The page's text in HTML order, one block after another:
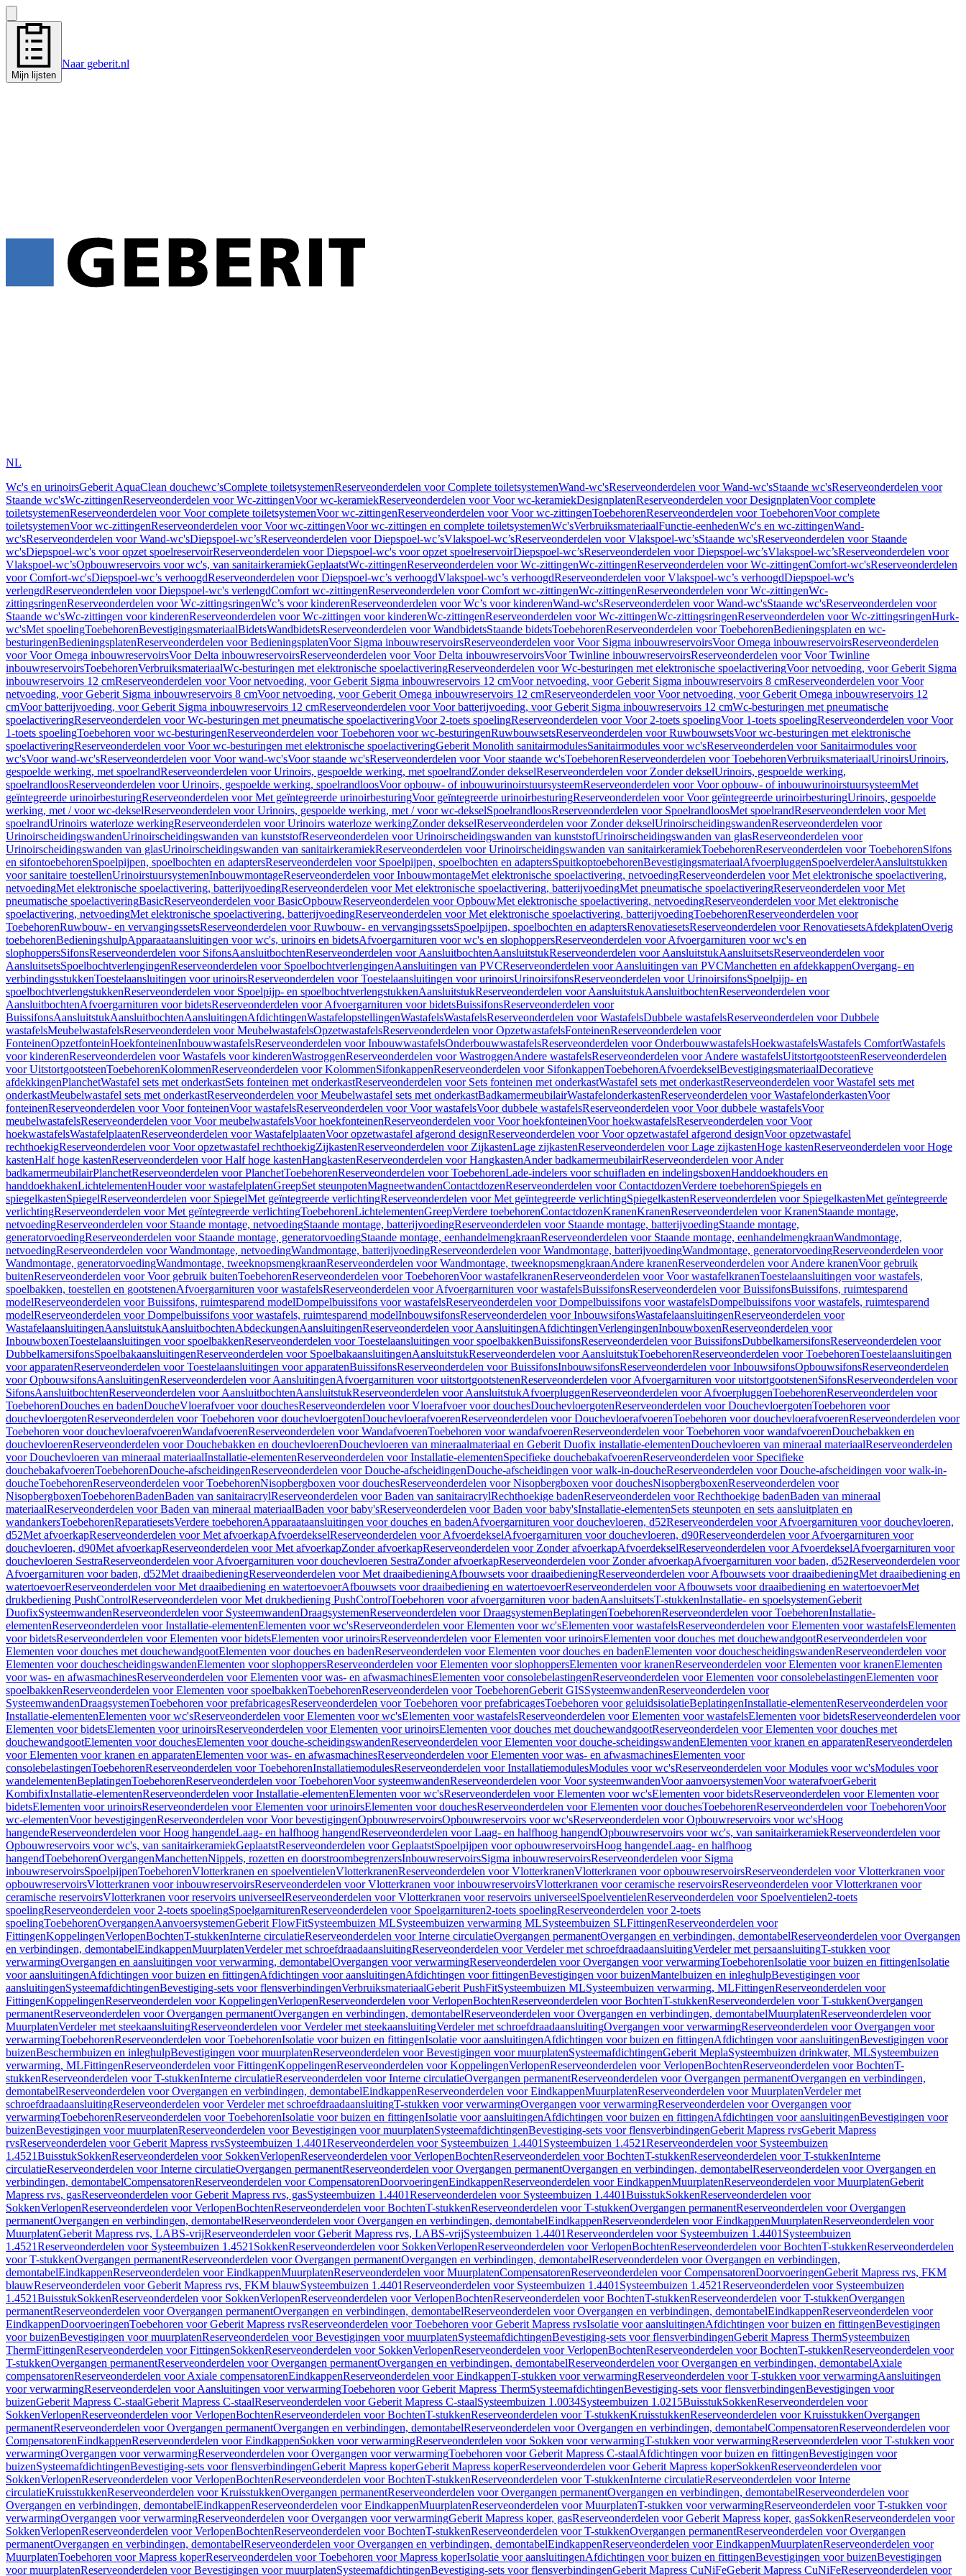
Mijn lijsten
Naar geberit.nl
NL
Wc's en urinoirsGeberit AquaClean douchewc’sComplete toiletsystemenReserveonderdelen voor Complete toiletsystemenWand-wc'sReserveonderdelen voor Wand-wc'sStaande wc'sReserveonderdelen voor
Staande wc'sWc-zittingenReserveonderdelen voor Wc-zittingenVoor wc-keramiekReserveonderdelen voor Voor wc-keramiekDesignplatenReserveonderdelen voor DesignplatenVoor complete
toiletsystemenReserveonderdelen voor Voor complete toiletsystemenVoor wc-zittingenReserveonderdelen voor Voor wc-zittingenToebehorenReserveonderdelen voor ToebehorenVoor complete
toiletsystemenVoor wc-zittingenReserveonderdelen voor Voor wc-zittingenVoor wc-zittingen en complete toiletsystemenWc'sVerbruiksmateriaalFunctie-eenhedenWc's en wc-zittingenWand-
wc'sReserveonderdelen voor Wand-wc'sDiepspoel-wc’sReserveonderdelen voor Diepspoel-wc’sVlakspoel-wc’sReserveonderdelen voor Vlakspoel-wc’sStaande wc'sReserveonderdelen voor Staande
wc'sDiepspoel-wc's voor opzet spoelreservoirReserveonderdelen voor Diepspoel-wc's voor opzet spoelreservoirDiepspoel-wc’sReserveonderdelen voor Diepspoel-wc’sVlakspoel-wc’sReserveonderdelen voor
Vlakspoel-wc’sOpbouwreservoirs voor wc's, van sanitairkeramiekGeplaatstWc-zittingenReserveonderdelen voor Wc-zittingenWc-zittingenReserveonderdelen voor Wc-zittingenComfort-wc'sReserveonderdelen
voor Comfort-wc'sDiepspoel-wc’s verhoogdReserveonderdelen voor Diepspoel-wc’s verhoogdVlakspoel-wc’s verhoogdReserveonderdelen voor Vlakspoel-wc’s verhoogdDiepspoel-wc's
verlengdReserveonderdelen voor Diepspoel-wc's verlengdComfort wc-zittingenReserveonderdelen voor Comfort wc-zittingenWc-zittingenReserveonderdelen voor Wc-zittingenWc-
zittingsringenReserveonderdelen voor Wc-zittingsringenWc’s voor kinderenReserveonderdelen voor Wc’s voor kinderenWand-wc'sReserveonderdelen voor Wand-wc'sStaande wc'sReserveonderdelen voor
Staande wc'sWc-zittingen voor kinderenReserveonderdelen voor Wc-zittingen voor kinderenWc-zittingenReserveonderdelen voor Wc-zittingenWc-zittingsringenReserveonderdelen voor Wc-zittingsringenHurk-
wc'sMet spoelingToebehorenBevestigingsmateriaalBidetsWandbidetsReserveonderdelen voor WandbidetsStaande bidetsToebehorenReserveonderdelen voor ToebehorenBedieningsplaten en wc-
besturingenBedieningsplatenReserveonderdelen voor BedieningsplatenVoor Sigma inbouwreservoirsReserveonderdelen voor Voor Sigma inbouwreservoirsVoor Omega inbouwreservoirsReserveonderdelen
voor Voor Omega inbouwreservoirsVoor Delta inbouwreservoirsReserveonderdelen voor Voor Delta inbouwreservoirsVoor Twinline inbouwreservoirsReserveonderdelen voor Voor Twinline
inbouwreservoirsToebehorenVerbruiksmateriaalWc-besturingen met elektronische spoelactiveringReserveonderdelen voor Wc-besturingen met elektronische spoelactiveringVoor netvoeding, voor Geberit Sigma
inbouwreservoirs 12 cmReserveonderdelen voor Voor netvoeding, voor Geberit Sigma inbouwreservoirs 12 cmVoor netvoeding, voor Geberit Sigma inbouwreservoirs 8 cmReserveonderdelen voor Voor
netvoeding, voor Geberit Sigma inbouwreservoirs 8 cmVoor netvoeding, voor Geberit Omega inbouwreservoirs 12 cmReserveonderdelen voor Voor netvoeding, voor Geberit Omega inbouwreservoirs 12
cmVoor batterijvoeding, voor Geberit Sigma inbouwreservoirs 12 cmReserveonderdelen voor Voor batterijvoeding, voor Geberit Sigma inbouwreservoirs 12 cmWc-besturingen met pneumatische
spoelactiveringReserveonderdelen voor Wc-besturingen met pneumatische spoelactiveringVoor 2-toets spoelingReserveonderdelen voor Voor 2-toets spoelingVoor 1-toets spoelingReserveonderdelen voor Voor
1-toets spoelingToebehoren voor wc-besturingenReserveonderdelen voor Toebehoren voor wc-besturingenRuwbouwsetsReserveonderdelen voor RuwbouwsetsVoor wc-besturingen met elektronische
spoelactiveringReserveonderdelen voor Voor wc-besturingen met elektronische spoelactiveringGeberit Monolith sanitairmodulesSanitairmodules voor wc'sReserveonderdelen voor Sanitairmodules voor
wc'sVoor wand-wc'sReserveonderdelen voor Voor wand-wc'sVoor staande wc'sReserveonderdelen voor Voor staande wc'sToebehorenReserveonderdelen voor ToebehorenVerbruiksmateriaalUrinoirsUrinoirs,
gespoelde werking, met spoelrandReserveonderdelen voor Urinoirs, gespoelde werking, met spoelrandZonder dekselReserveonderdelen voor Zonder dekselUrinoirs, gespoelde werking,
spoelrandloosReserveonderdelen voor Urinoirs, gespoelde werking, spoelrandloosVoor opbouw- of inbouwurinoirstuursysteemReserveonderdelen voor Voor opbouw- of inbouwurinoirstuursysteemMet
geïntegreerde urinoirbesturingReserveonderdelen voor Met geïntegreerde urinoirbesturingVoor geïntegreerde urinoirbesturingReserveonderdelen voor Voor geïntegreerde urinoirbesturingUrinoirs, gespoelde
werking, met / voor wc-dekselReserveonderdelen voor Urinoirs, gespoelde werking, met / voor wc-dekselSpoelrandloosReserveonderdelen voor SpoelrandloosMet spoelrandReserveonderdelen voor Met
spoelrandUrinoirs waterloze werkingReserveonderdelen voor Urinoirs waterloze werkingZonder dekselReserveonderdelen voor Zonder dekselUrinoirscheidingswandenReserveonderdelen voor
UrinoirscheidingswandenUrinoirscheidingswanden van kunststofReserveonderdelen voor Urinoirscheidingswanden van kunststofUrinoirscheidingswanden van glasReserveonderdelen voor
Urinoirscheidingswanden van glasUrinoirscheidingswanden van sanitairkeramiekReserveonderdelen voor Urinoirscheidingswanden van sanitairkeramiekToebehorenReserveonderdelen voor ToebehorenSifons
en sifontoebehorenSpoelpijpen, spoelbochten en adaptersReserveonderdelen voor Spoelpijpen, spoelbochten en adaptersSpuitkoptoebehorenBevestigingsmateriaalAfvoerpluggenSpoelverdelerAansluitstukken
voor sanitaire toestellenUrinoirstuursystemenInbouwmontageReserveonderdelen voor InbouwmontageMet elektronische spoelactivering, netvoedingReserveonderdelen voor Met elektronische spoelactivering,
netvoedingMet elektronische spoelactivering, batterijvoedingReserveonderdelen voor Met elektronische spoelactivering, batterijvoedingMet pneumatische spoelactiveringReserveonderdelen voor Met
pneumatische spoelactiveringBasicReserveonderdelen voor BasicOpbouwReserveonderdelen voor OpbouwMet elektronische spoelactivering, netvoedingReserveonderdelen voor Met elektronische
spoelactivering, netvoedingMet elektronische spoelactivering, batterijvoedingReserveonderdelen voor Met elektronische spoelactivering, batterijvoedingToebehorenReserveonderdelen voor
ToebehorenRuwbouw- en vervangingssetsReserveonderdelen voor Ruwbouw- en vervangingssetsSpoelpijpen, spoelbochten en adaptersRenovatiesetsReserveonderdelen voor RenovatiesetsAfdekplatenOverig
toebehorenBedieningshulpApparaataansluitingen voor wc's, urinoirs en bidetsAfvoergarnituren voor wc's en slophoppersReserveonderdelen voor Afvoergarnituren voor wc's en
slophoppersSifonsReserveonderdelen voor SifonsAansluitbochtenReserveonderdelen voor AansluitbochtenAansluitstukReserveonderdelen voor AansluitstukAansluitsetsReserveonderdelen voor
AansluitsetsSpoelbochtverlengingenReserveonderdelen voor SpoelbochtverlengingenAansluitingen van PVCReserveonderdelen voor Aansluitingen van PVCManchetten en afdekkappenOvergang- en
verbindingsstukkenToestelaansluitingen voor urinoirsReserveonderdelen voor Toestelaansluitingen voor urinoirsUrinoirsifonsReserveonderdelen voor UrinoirsifonsSpoelpijp- en
spoelbochtverlengstukkenReserveonderdelen voor Spoelpijp- en spoelbochtverlengstukkenAansluitstukReserveonderdelen voor AansluitstukAansluitbochtenReserveonderdelen voor
AansluitbochtenAfvoergarnituren voor bidetsReserveonderdelen voor Afvoergarnituren voor bidetsBuissifonsReserveonderdelen voor
BuissifonsAansluitstukAansluitbochtenAansluitingenAfdichtingenWastafelopstellingenWastafelsWastafelsReserveonderdelen voor WastafelsDubbele wastafelsReserveonderdelen voor Dubbele
wastafelsMeubelwastafelsReserveonderdelen voor MeubelwastafelsOpzetwastafelsReserveonderdelen voor OpzetwastafelsFonteinenReserveonderdelen voor
FonteinenOpzetfonteinHoekfonteinenInbouwwastafelsReserveonderdelen voor InbouwwastafelsOnderbouwwastafelsReserveonderdelen voor OnderbouwwastafelsHoekwastafelsWastafels ComfortWastafels
voor kinderenReserveonderdelen voor Wastafels voor kinderenWastroggenReserveonderdelen voor WastroggenAndere wastafelsReserveonderdelen voor Andere wastafelsUitstortgootsteenReserveonderdelen
voor UitstortgootsteenToebehorenKolommenReserveonderdelen voor KolommenSifonkappenReserveonderdelen voor SifonkappenToebehorenAfvoerdekselBevestigingsmateriaalDecoratieve
afdekkingenPlanchetWastafel sets met onderkastSets fonteinen met onderkastReserveonderdelen voor Sets fonteinen met onderkastWastafel sets met onderkastReserveonderdelen voor Wastafel sets met
onderkastMeubelwastafel sets met onderkastReserveonderdelen voor Meubelwastafel sets met onderkastBadkamermeubilairWastafelonderkastenReserveonderdelen voor WastafelonderkastenVoor
fonteinenReserveonderdelen voor Voor fonteinenVoor wastafelsReserveonderdelen voor Voor wastafelsVoor dubbele wastafelsReserveonderdelen voor Voor dubbele wastafelsVoor
meubelwastafelsReserveonderdelen voor Voor meubelwastafelsVoor hoekfonteinenReserveonderdelen voor Voor hoekfonteinenVoor hoekwastafelsReserveonderdelen voor Voor
hoekwastafelsWastafelplaatenReserveonderdelen voor WastafelplaatenVoor opzetwastafel afgerond designReserveonderdelen voor Voor opzetwastafel afgerond designVoor opzetwastafel
rechthoekigReserveonderdelen voor Voor opzetwastafel rechthoekigZijkastenReserveonderdelen voor ZijkastenLage zijkastenReserveonderdelen voor Lage zijkastenHoge kastenReserveonderdelen voor Hoge
kastenHalf hoge kastenReserveonderdelen voor Half hoge kastenHangkastenReserveonderdelen voor HangkastenAnder badkamermeubilairReserveonderdelen voor Ander
badkamermeubilairPlanchetReserveonderdelen voor PlanchetToebehorenReserveonderdelen voor ToebehorenLade-indelers voor schuifladen en indelingsboxenHanddoekhouders en
handdoekhakenLichtelementenHouder voor wastafelplatenGreepSet steunpotenMagneetwandenContactdozenReserveonderdelen voor ContactdozenVerdere toebehorenSpiegels en
spiegelkastenSpiegelReserveonderdelen voor SpiegelMet geïntegreerde verlichtingReserveonderdelen voor Met geïntegreerde verlichtingSpiegelkastenReserveonderdelen voor SpiegelkastenMet geïntegreerde
verlichtingReserveonderdelen voor Met geïntegreerde verlichtingToebehorenLichtelementenGreepVerdere toebehorenContactdozenKranenKranenReserveonderdelen voor KranenStaande montage,
netvoedingReserveonderdelen voor Staande montage, netvoedingStaande montage, batterijvoedingReserveonderdelen voor Staande montage, batterijvoedingStaande montage,
generatorvoedingReserveonderdelen voor Staande montage, generatorvoedingStaande montage, eenhandelmengkraanReserveonderdelen voor Staande montage, eenhandelmengkraanWandmontage,
netvoedingReserveonderdelen voor Wandmontage, netvoedingWandmontage, batterijvoedingReserveonderdelen voor Wandmontage, batterijvoedingWandmontage, generatorvoedingReserveonderdelen voor
Wandmontage, generatorvoedingWandmontage, tweeknopsmengkraanReserveonderdelen voor Wandmontage, tweeknopsmengkraanAndere kranenReserveonderdelen voor Andere kranenVoor gebruik
buitenReserveonderdelen voor Voor gebruik buitenToebehorenReserveonderdelen voor ToebehorenVoor wastafelkranenReserveonderdelen voor Voor wastafelkranenToestelaansluitingen voor wastafels,
spoelbakken, toestellen en gootstenenAfvoergarnituren voor wastafelsReserveonderdelen voor Afvoergarnituren voor wastafelsBuissifonsReserveonderdelen voor BuissifonsBuissifons, ruimtesparend
modelReserveonderdelen voor Buissifons, ruimtesparend modelDompelbuissifons voor wastafelsReserveonderdelen voor Dompelbuissifons voor wastafelsDompelbuissifons voor wastafels, ruimtesparend
modelReserveonderdelen voor Dompelbuissifons voor wastafels, ruimtesparend modelInbouwsifonsReserveonderdelen voor InbouwsifonsWastafelaansluitingenReserveonderdelen voor
WastafelaansluitingenAansluitstukAansluitbochtenAbdeckungenAansluitingenReserveonderdelen voor AansluitingenAfdichtingenVerlengingenInbouwboxenReserveonderdelen voor
InbouwboxenToestelaansluitingen voor spoelbakkenReserveonderdelen voor Toestelaansluitingen voor spoelbakkenBuissifonsReserveonderdelen voor BuissifonsDubbelkamersifonsReserveonderdelen voor
DubbelkamersifonsSpoelbakaansluitingenReserveonderdelen voor SpoelbakaansluitingenAansluitstukReserveonderdelen voor AansluitstukToebehorenReserveonderdelen voor ToebehorenToestelaansluitingen
voor apparatenReserveonderdelen voor Toestelaansluitingen voor apparatenBuissifonsReserveonderdelen voor BuissifonsInbouwsifonsReserveonderdelen voor InbouwsifonsOpbouwsifonsReserveonderdelen
voor OpbouwsifonsAansluitingenReserveonderdelen voor AansluitingenAfvoergarnituren voor uitstortgootstenenReserveonderdelen voor Afvoergarnituren voor uitstortgootstenenSifonsReserveonderdelen voor
SifonsAansluitbochtenReserveonderdelen voor AansluitbochtenAansluitstukReserveonderdelen voor AansluitstukAfvoerpluggenReserveonderdelen voor AfvoerpluggenToebehorenReserveonderdelen voor
ToebehorenDouches en badenDoucheVloerafvoer voor douchesReserveonderdelen voor Vloerafvoer voor douchesDouchevloergotenReserveonderdelen voor DouchevloergotenToebehoren voor
douchevloergotenReserveonderdelen voor Toebehoren voor douchevloergotenDouchevloerafvoerenReserveonderdelen voor DouchevloerafvoerenToebehoren voor douchevloerafvoerenReserveonderdelen voor
Toebehoren voor douchevloerafvoerenWandafvoerenReserveonderdelen voor WandafvoerenToebehoren voor wandafvoerenReserveonderdelen voor Toebehoren voor wandafvoerenDouchebakken en
douchevloerenReserveonderdelen voor Douchebakken en douchevloerenDouchevloeren van mineraalmateriaal en Geberit Duofix installatie-elementenDouchevloeren van mineraal materiaalReserveonderdelen
voor Douchevloeren van mineraal materiaalInstallatie-elementenReserveonderdelen voor Installatie-elementenSpecifieke douchebakafvoerenReserveonderdelen voor Specifieke
douchebakafvoerenToebehorenDouche-afscheidingenReserveonderdelen voor Douche-afscheidingenDouche-afscheidingen voor walk-in-doucheReserveonderdelen voor Douche-afscheidingen voor walk-in-
doucheToebehorenReserveonderdelen voor ToebehorenNisopbergboxen voor douchesReserveonderdelen voor Nisopbergboxen voor douchesNisopbergboxenReserveonderdelen voor
NisopbergboxenToebehorenBadenBaden van sanitairacrylReserveonderdelen voor Baden van sanitairacrylRechthoekige badenReserveonderdelen voor Rechthoekige badenBaden van mineraal
materiaalReserveonderdelen voor Baden van mineraal materiaalBaden voor baby'sReserveonderdelen voor Baden voor baby'sInstallatie-elementenSets steunpoten en sets aansluitplaten en
wandankersToebehorenReparatiesetsVerdere toebehorenApparaataansluitingen voor douches en badenAfvoergarnituren voor douchevloeren, d52Reserveonderdelen voor Afvoergarnituren voor douchevloeren,
d52Met afvoerkapReserveonderdelen voor Met afvoerkapAfvoerdekselReserveonderdelen voor AfvoerdekselAfvoergarnituren voor douchevloeren, d90Reserveonderdelen voor Afvoergarnituren voor
douchevloeren, d90Met afvoerkapReserveonderdelen voor Met afvoerkapZonder afvoerkapReserveonderdelen voor Zonder afvoerkapAfvoerdekselReserveonderdelen voor AfvoerdekselAfvoergarnituren voor
douchevloeren SestraReserveonderdelen voor Afvoergarnituren voor douchevloeren SestraZonder afvoerkapReserveonderdelen voor Zonder afvoerkapAfvoergarnituren voor baden, d52Reserveonderdelen voor
Afvoergarnituren voor baden, d52Met draaibedieningReserveonderdelen voor Met draaibedieningAfbouwsets voor draaibedieningReserveonderdelen voor Afbouwsets voor draaibedieningMet draaibediening en
watertoevoerReserveonderdelen voor Met draaibediening en watertoevoerAfbouwsets voor draaibediening en watertoevoerReserveonderdelen voor Afbouwsets voor draaibediening en watertoevoerMet
drukbediening PushControlReserveonderdelen voor Met drukbediening PushControlToebehoren voor afvoergarnituren voor badenAansluitsetsT-stukkenInstallatie- en spoelsystemenGeberit
DuofixSysteemwandenReserveonderdelen voor SysteemwandenDraagsystemenReserveonderdelen voor DraagsystemenBeplatingenToebehorenReserveonderdelen voor ToebehorenInstallatie-
elementenReserveonderdelen voor Installatie-elementenElementen voor wc'sReserveonderdelen voor Elementen voor wc'sElementen voor wastafelsReserveonderdelen voor Elementen voor wastafelsElementen
voor bidetsReserveonderdelen voor Elementen voor bidetsElementen voor urinoirsReserveonderdelen voor Elementen voor urinoirsElementen voor douches met douchewandgootReserveonderdelen voor
Elementen voor douches met douchewandgootElementen voor douches en badenReserveonderdelen voor Elementen voor douches en badenElementen voor douchescheidingswandenReserveonderdelen voor
Elementen voor douchescheidingswandenElementen voor slophoppersReserveonderdelen voor Elementen voor slophoppersElementen voor kranenReserveonderdelen voor Elementen voor kranenElementen
voor was- en afwasmachinesReserveonderdelen voor Elementen voor was- en afwasmachinesElementen voor consolebelastingenReserveonderdelen voor Elementen voor consolebelastingenElementen voor
spoelbakkenReserveonderdelen voor Elementen voor spoelbakkenToebehorenReserveonderdelen voor ToebehorenGeberit GISSysteemwandenReserveonderdelen voor
SysteemwandenDraagsystemenToebehoren voor prefabricagesReserveonderdelen voor Toebehoren voor prefabricagesToebehoren voor geluidsisolatieBeplatingenInstallatie-elementenReserveonderdelen voor
Installatie-elementenElementen voor wc'sReserveonderdelen voor Elementen voor wc'sElementen voor wastafelsReserveonderdelen voor Elementen voor wastafelsElementen voor bidetsReserveonderdelen voor
Elementen voor bidetsElementen voor urinoirsReserveonderdelen voor Elementen voor urinoirsElementen voor douches met douchewandgootReserveonderdelen voor Elementen voor douches met
douchewandgootElementen voor douchesElementen voor douche-scheidingswandenReserveonderdelen voor Elementen voor douche-scheidingswandenElementen voor kranen en apparatenReserveonderdelen
voor Elementen voor kranen en apparatenElementen voor was- en afwasmachinesReserveonderdelen voor Elementen voor was- en afwasmachinesElementen voor
consolebelastingenToebehorenReserveonderdelen voor ToebehorenInstallatiemodulesReserveonderdelen voor InstallatiemodulesModules voor wc'sReserveonderdelen voor Modules voor wc'sModules voor
wandelementenBeplatingenToebehorenReserveonderdelen voor ToebehorenVoor systeemwandenReserveonderdelen voor Voor systeemwandenVoor aanvoersystemenVoor waterafvoerGeberit
KombifixInstallatie-elementenReserveonderdelen voor Installatie-elementenElementen voor wc'sReserveonderdelen voor Elementen voor wc'sElementen voor bidetsReserveonderdelen voor Elementen voor
bidetsElementen voor urinoirsReserveonderdelen voor Elementen voor urinoirsElementen voor douchesReserveonderdelen voor Elementen voor douchesToebehorenReserveonderdelen voor ToebehorenVoor
wc-elementenVoor bevestigingenReserveonderdelen voor Voor bevestigingenOpbouwreservoirsOpbouwreservoirs voor wc'sReserveonderdelen voor Opbouwreservoirs voor wc'sHoog
hangendeReserveonderdelen voor Hoog hangendeLaag- en halfhoog hangendReserveonderdelen voor Laag- en halfhoog hangendOpbouwreservoirs voor wc's, van sanitairkeramiekReserveonderdelen voor
Opbouwreservoirs voor wc's, van sanitairkeramiekGeplaatstReserveonderdelen voor GeplaatstSpoelpijpen voor opbouwreservoirsHoog hangendeLaag- en halfhoog
hangendToebehorenOvergangenManchettenNippels, rozetten en doorstroombegrenzersInbouwreservoirsSigma inbouwreservoirsReserveonderdelen voor Sigma
inbouwreservoirsSpoelpijpenToebehorenVlotterkranen en spoelventielenVlotterkranenReserveonderdelen voor VlotterkranenVlotterkranen voor opbouwreservoirsReserveonderdelen voor Vlotterkranen voor
opbouwreservoirsVlotterkranen voor inbouwreservoirsReserveonderdelen voor Vlotterkranen voor inbouwreservoirsVlotterkranen voor ceramische reservoirsReserveonderdelen voor Vlotterkranen voor
ceramische reservoirsVlotterkranen voor reservoirs universeelReserveonderdelen voor Vlotterkranen voor reservoirs universeelSpoelventielenReserveonderdelen voor Spoelventielen2-toets
spoelingReserveonderdelen voor 2-toets spoelingSpoelgarniturenReserveonderdelen voor Spoelgarnituren2-toets spoelingReserveonderdelen voor 2-toets
spoelingToebehorenOvergangenAanvoersystemenGeberit FlowFitSysteembuizen MLSysteembuizen verwarming MLSysteembuizen SLFittingenReserveonderdelen voor
FittingenKoppelingenVerlopenBochtenT-stukkenInterne circulatieReserveonderdelen voor Interne circulatieOvergangen permanentOvergangen en verbindingen, demontabelReserveonderdelen voor Overgangen
en verbindingen, demontabelEindkappenMuurplatenVerdeler met schroefdraadaansluitingReserveonderdelen voor Verdeler met schroefdraadaansluitingVerdeler met persaansluitingT-stukken voor
verwarmingOvergangen en aansluitingen voor verwarming, demontabelOvergangen voor verwarmingReserveonderdelen voor Overgangen voor verwarmingToebehorenIsolatie voor buizen en fittingenIsolatie
voor aansluitingenAfdichtingen voor buizen en fittingenAfdichtingen voor aansluitingenAfdichtingen voor fittingenBevestigingen voor buizenMantelbuizen en inleghulpBevestigingen voor
aansluitingenSysteemafdichtingenBevestiging-sets voor flensverbindingenVerbruiksmateriaalGeberit PushFitSysteembuizen MLSysteembuizen verwarming, MLFittingenReserveonderdelen voor
FittingenKoppelingenReserveonderdelen voor KoppelingenVerlopenReserveonderdelen voor VerlopenBochtenReserveonderdelen voor BochtenT-stukkenReserveonderdelen voor T-stukkenOvergangen
permanentReserveonderdelen voor Overgangen permanentOvergangen en verbindingen, demontabelReserveonderdelen voor Overgangen en verbindingen, demontabelMuurplatenReserveonderdelen voor
MuurplatenVerdeler met steekaansluitingReserveonderdelen voor Verdeler met steekaansluitingVerdeler met schroefdraadaansluitingOvergangen voor verwarmingReserveonderdelen voor Overgangen voor
verwarmingToebehorenReserveonderdelen voor ToebehorenIsolatie voor buizen en fittingenIsolatie voor aansluitingenAfdichtingen voor buizen en fittingenAfdichtingen voor aansluitingenBevestigingen voor
buizenBeschermbuizen en inleghulpBevestigingen voor muurplatenReserveonderdelen voor Bevestigingen voor muurplatenSysteemafdichtingenGeberit MeplaSysteembuizen drinkwater, MLSysteembuizen
verwarming, MLFittingenReserveonderdelen voor FittingenKoppelingenReserveonderdelen voor KoppelingenVerlopenReserveonderdelen voor VerlopenBochtenReserveonderdelen voor BochtenT-
stukkenReserveonderdelen voor T-stukkenInterne circulatieReserveonderdelen voor Interne circulatieOvergangen permanentReserveonderdelen voor Overgangen permanentOvergangen en verbindingen,
demontabelReserveonderdelen voor Overgangen en verbindingen, demontabelEindkappenReserveonderdelen voor EindkappenMuurplatenReserveonderdelen voor MuurplatenVerdeler met
schroefdraadaansluitingReserveonderdelen voor Verdeler met schroefdraadaansluitingT-stukken voor verwarmingOvergangen voor verwarmingReserveonderdelen voor Overgangen voor
verwarmingToebehorenReserveonderdelen voor ToebehorenIsolatie voor buizen en fittingenIsolatie voor aansluitingenAfdichtingen voor buizen en fittingenAfdichtingen voor aansluitingenBevestigingen voor
buizenBevestigingen voor muurplatenReserveonderdelen voor Bevestigingen voor muurplatenSysteemafdichtingenBevestiging-sets voor flensverbindingenGeberit Mapress rvsGeberit Mapress
rvsReserveonderdelen voor Geberit Mapress rvsSysteembuizen 1.4401Reserveonderdelen voor Systeembuizen 1.4401 Systeembuizen 1.4521Reserveonderdelen voor Systeembuizen
1.4521BuisstukSokkenReserveonderdelen voor SokkenVerlopenReserveonderdelen voor VerlopenBochtenReserveonderdelen voor BochtenT-stukkenReserveonderdelen voor T-stukkenInterne
circulatieReserveonderdelen voor Interne circulatieOvergangen permanentReserveonderdelen voor Overgangen permanentOvergangen en verbindingen, demontabelReserveonderdelen voor Overgangen en
verbindingen, demontabelCompensatorenReserveonderdelen voor CompensatorenDoorvoeringenEindkappenReserveonderdelen voor EindkappenMuurplatenReserveonderdelen voor MuurplatenGeberit
Mapress rvs, gasReserveonderdelen voor Geberit Mapress rvs, gasSysteembuizen 1.4401Reserveonderdelen voor Systeembuizen 1.4401BuisstukSokkenReserveonderdelen voor
SokkenVerlopenReserveonderdelen voor VerlopenBochtenReserveonderdelen voor BochtenT-stukkenReserveonderdelen voor T-stukkenOvergangen permanentReserveonderdelen voor Overgangen
permanentOvergangen en verbindingen, demontabelReserveonderdelen voor Overgangen en verbindingen, demontabelEindkappenReserveonderdelen voor EindkappenMuurplatenReserveonderdelen voor
MuurplatenGeberit Mapress rvs, LABS-vrijReserveonderdelen voor Geberit Mapress rvs, LABS-vrijSysteembuizen 1.4401Reserveonderdelen voor Systeembuizen 1.4401 Systeembuizen
1.4521Reserveonderdelen voor Systeembuizen 1.4521 SokkenReserveonderdelen voor SokkenVerlopenReserveonderdelen voor VerlopenBochtenReserveonderdelen voor BochtenT-stukkenReserveonderdelen
voor T-stukkenOvergangen permanentReserveonderdelen voor Overgangen permanentOvergangen en verbindingen, demontabelReserveonderdelen voor Overgangen en verbindingen,
demontabelEindkappenReserveonderdelen voor EindkappenMuurplatenReserveonderdelen voor MuurplatenCompensatorenReserveonderdelen voor CompensatorenDoorvoeringenGeberit Mapress rvs, FKM
blauwReserveonderdelen voor Geberit Mapress rvs, FKM blauwSysteembuizen 1.4401Reserveonderdelen voor Systeembuizen 1.4401 Systeembuizen 1.4521Reserveonderdelen voor Systeembuizen
1.4521BuisstukSokkenReserveonderdelen voor SokkenVerlopenReserveonderdelen voor VerlopenBochtenReserveonderdelen voor BochtenT-stukkenReserveonderdelen voor T-stukkenOvergangen
permanentReserveonderdelen voor Overgangen permanentOvergangen en verbindingen, demontabelReserveonderdelen voor Overgangen en verbindingen, demontabelEindkappenReserveonderdelen voor
EindkappenDoorvoeringenToebehoren voor Geberit Mapress rvsReserveonderdelen voor Toebehoren voor Geberit Mapress rvsIsolatie voor aansluitingenAfdichtingen voor buizen en fittingenBevestigingen
voor buizenBevestigingen voor muurplatenReserveonderdelen voor Bevestigingen voor muurplatenSysteemafdichtingenBevestiging-sets voor flensverbindingenGeberit Mapress ThermSysteembuizen
ThermFittingenReserveonderdelen voor FittingenSokkenReserveonderdelen voor SokkenVerlopenReserveonderdelen voor VerlopenBochtenReserveonderdelen voor BochtenT-stukkenReserveonderdelen voor
T-stukkenOvergangen permanentReserveonderdelen voor Overgangen permanentOvergangen en verbindingen, demontabelReserveonderdelen voor Overgangen en verbindingen, demontabelAxiale
compensatorenReserveonderdelen voor Axiale compensatorenEindkappenReserveonderdelen voor EindkappenT-stukken voor verwarmingReserveonderdelen voor T-stukken voor verwarmingAansluitingen
voor verwarmingReserveonderdelen voor Aansluitingen voor verwarmingToebehoren voor Geberit Mapress ThermSysteemafdichtingenBevestiging-sets voor flensverbindingenBevestigingen voor
buizenGeberit Mapress C-staalGeberit Mapress C-staalReserveonderdelen voor Geberit Mapress C-staalSysteembuizen 1.0034Systeembuizen 1.0215BuisstukSokkenReserveonderdelen voor
SokkenVerlopenReserveonderdelen voor VerlopenBochtenReserveonderdelen voor BochtenT-stukkenReserveonderdelen voor T-stukkenKruisstukkenReserveonderdelen voor KruisstukkenOvergangen
permanentReserveonderdelen voor Overgangen permanentOvergangen en verbindingen, demontabelReserveonderdelen voor Overgangen en verbindingen, demontabelCompensatorenReserveonderdelen voor
CompensatorenEindkappenReserveonderdelen voor EindkappenSokken voor verwarmingReserveonderdelen voor Sokken voor verwarmingT-stukken voor verwarmingReserveonderdelen voor T-stukken voor
verwarmingOvergangen voor verwarmingReserveonderdelen voor Overgangen voor verwarmingToebehoren voor Geberit Mapress C-staalAfdichtingen voor buizen en fittingenBevestigingen voor
buizenSysteemafdichtingenBevestiging-sets voor flensverbindingenGeberit Mapress koperGeberit Mapress koperReserveonderdelen voor Geberit Mapress koperSokkenReserveonderdelen voor
SokkenVerlopenReserveonderdelen voor VerlopenBochtenReserveonderdelen voor BochtenT-stukkenReserveonderdelen voor T-stukkenInterne circulatieReserveonderdelen voor Interne
circulatieKruisstukkenReserveonderdelen voor KruisstukkenOvergangen permanentReserveonderdelen voor Overgangen permanentOvergangen en verbindingen, demontabelReserveonderdelen voor
Overgangen en verbindingen, demontabelEindkappenReserveonderdelen voor EindkappenMuurplatenReserveonderdelen voor MuurplatenT-stukken voor verwarmingReserveonderdelen voor T-stukken voor
verwarmingOvergangen voor verwarmingReserveonderdelen voor Overgangen voor verwarmingGeberit Mapress koper, gasReserveonderdelen voor Geberit Mapress koper, gasSokkenReserveonderdelen voor
SokkenVerlopenReserveonderdelen voor VerlopenBochtenReserveonderdelen voor BochtenT-stukkenReserveonderdelen voor T-stukkenOvergangen permanentReserveonderdelen voor Overgangen
permanentOvergangen en verbindingen, demontabelReserveonderdelen voor Overgangen en verbindingen, demontabelEindkappenReserveonderdelen voor EindkappenMuurplatenReserveonderdelen voor
MuurplatenToebehoren voor Mapress koperReserveonderdelen voor Toebehoren voor Mapress koperIsolatie voor aansluitingenAfdichtingen voor buizen en fittingenBevestigingen voor buizenBevestigingen
voor muurplatenReserveonderdelen voor Bevestigingen voor muurplatenSysteemafdichtingenBevestiging-sets voor flensverbindingenGeberit Mapress CuNiFeGeberit Mapress CuNiFeReserveonderdelen voor